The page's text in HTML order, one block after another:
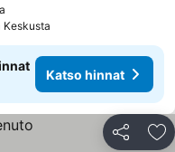
Keskusta
Katso hinnat
Jaa